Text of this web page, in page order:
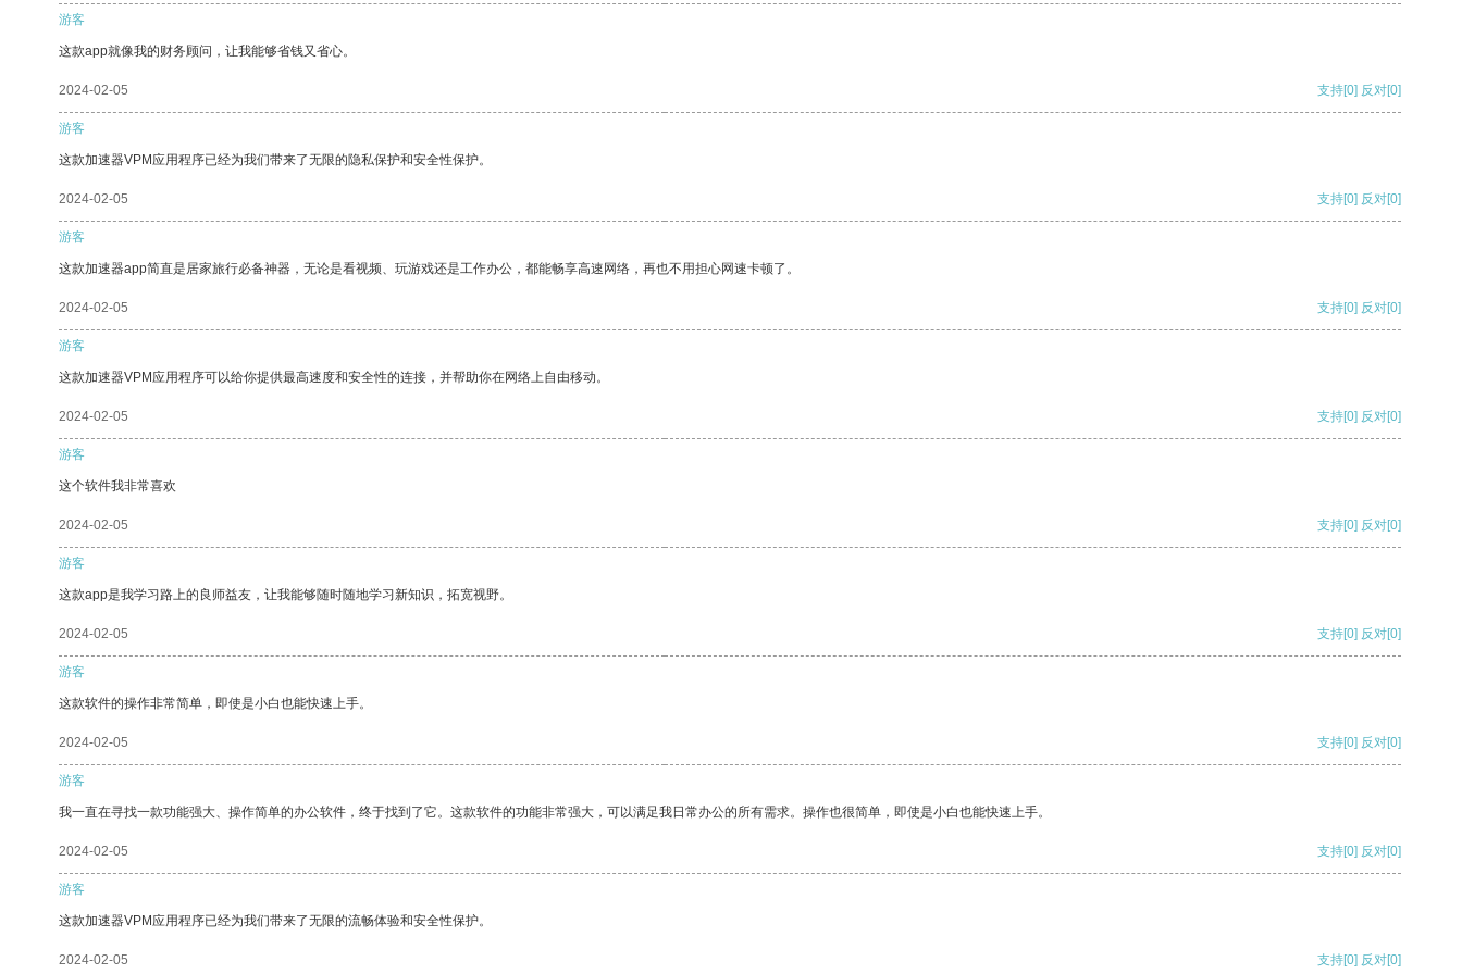
游客
这款app就像我的财务顾问，让我能够省钱又省心。
2024-02-05 支持[0] 反对[0]
游客
这款加速器VPM应用程序已经为我们带来了无限的隐私保护和安全性保护。
2024-02-05 支持[0] 反对[0]
游客
这款加速器app简直是居家旅行必备神器，无论是看视频、玩游戏还是工作办公，都能畅享高速网络，再也不用担心网速卡顿了。
2024-02-05 支持[0] 反对[0]
游客
这款加速器VPM应用程序可以给你提供最高速度和安全性的连接，并帮助你在网络上自由移动。
2024-02-05 支持[0] 反对[0]
游客
这个软件我非常喜欢
2024-02-05 支持[0] 反对[0]
游客
这款app是我学习路上的良师益友，让我能够随时随地学习新知识，拓宽视野。
2024-02-05 支持[0] 反对[0]
游客
这款软件的操作非常简单，即使是小白也能快速上手。
2024-02-05 支持[0] 反对[0]
游客
我一直在寻找一款功能强大、操作简单的办公软件，终于找到了它。这款软件的功能非常强大，可以满足我日常办公的所有需求。操作也很简单，即使是小白也能快速上手。
2024-02-05 支持[0] 反对[0]
游客
这款加速器VPM应用程序已经为我们带来了无限的流畅体验和安全性保护。
2024-02-05 支持[0] 反对[0]